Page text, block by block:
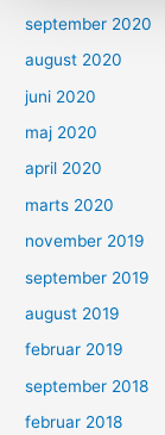
september 2020
august 2020
juni 2020
maj 2020
april 2020
marts 2020
november 2019
september 2019
august 2019
februar 2019
september 2018
februar 2018